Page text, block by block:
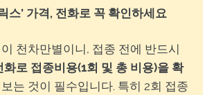
스’ 가격, 전화로 꼭 확인하세요
천차만별이니, 접종 전에 반드시
화로 접종비용(1회 및 총 비용)을 확
는 것이 필수입니다. 특히 2회 접종